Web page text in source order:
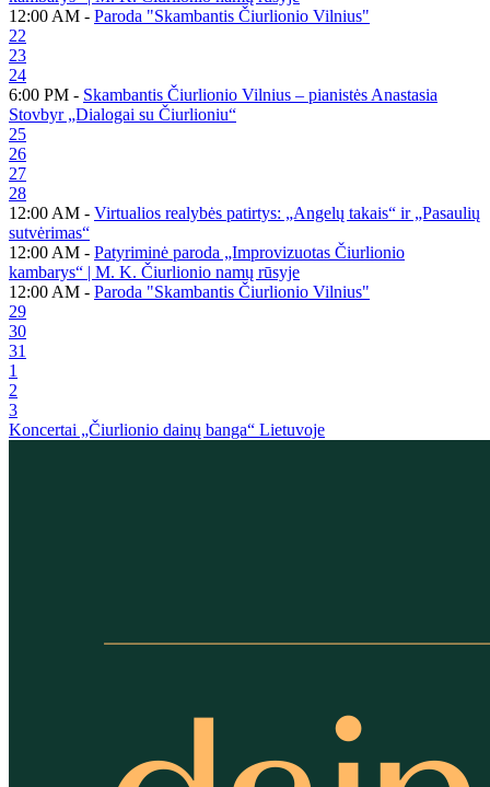
12:00 AM - Paroda "Skambantis Čiurlionio Vilnius"
22
23
24
6:00 PM - Skambantis Čiurlionio Vilnius – pianistės Anastasia
Stovbyr „Dialogai su Čiurlioniu“
25
26
27
28
12:00 AM - Virtualios realybės patirtys: „Angelų takais“ ir „Pasaulių
sutvėrimas“
12:00 AM - Patyriminė paroda „Improvizuotas Čiurlionio
kambarys“ | M. K. Čiurlionio namų rūsyje
12:00 AM - Paroda "Skambantis Čiurlionio Vilnius"
29
30
31
1
2
3
Koncertai „Čiurlionio dainų banga“ Lietuvoje